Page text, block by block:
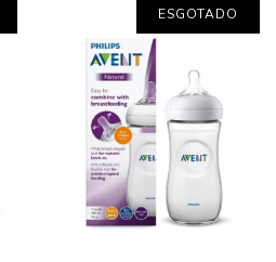
ESGOTADO